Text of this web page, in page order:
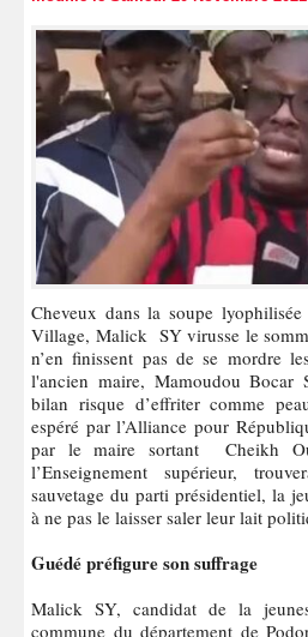
Cheveux dans la soupe lyophilisée des investitures à Guédé-
Village, Malick SY virusse le
n’en finissent pas de se mordre
l'ancien maire, Mamoudou
bilan risque d’effriter comme
espéré par l’Alliance pour
par le maire sortant Cheikh
l’Enseignement supérieur,
sauvetage du parti présidentiel, la
à ne pas le laisser saler leur lait
Guédé préfigure son suffrage
Malick SY, candidat de la
commune du département de